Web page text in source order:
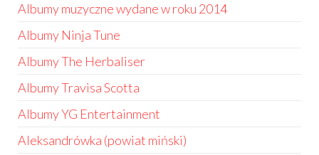
Albumy muzyczne wydane w roku 2014
Albumy Ninja Tune
Albumy The Herbaliser
Albumy Travisa Scotta
Albumy YG Entertainment
Aleksandrówka (powiat miński)